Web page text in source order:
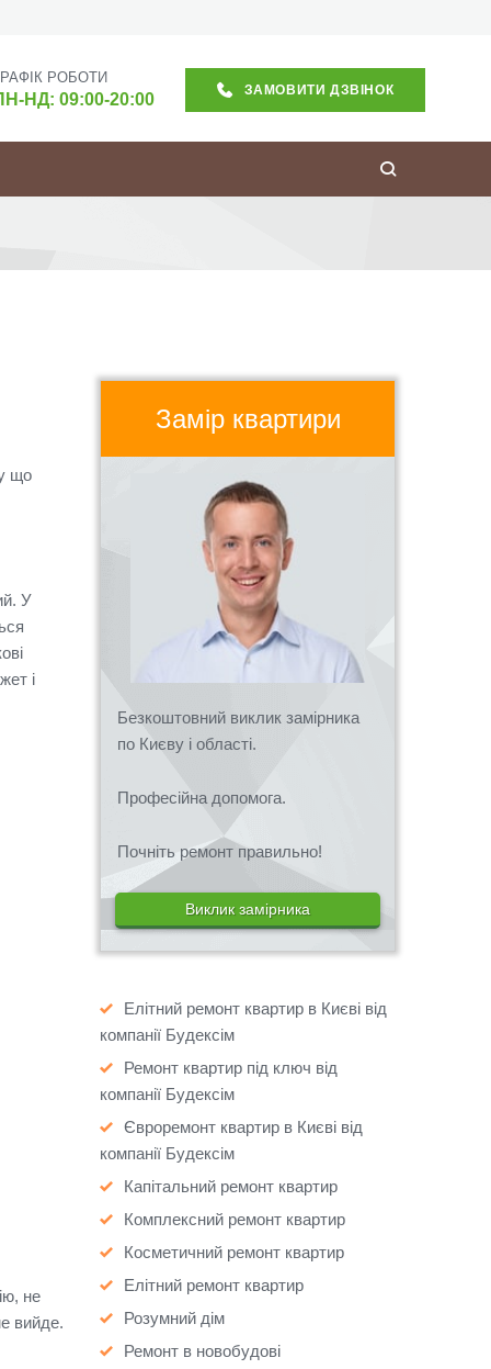
РОБОТИ
НД: 09:00-20:00 ЗАМОВИТИ ДЗВІНОК
що
У
і
не
вийде.
Замір квартири
Безкоштовний виклик замірника
по Києву і області.
Професійна допомога.
Почніть ремонт правильно!
Виклик замірника
Елітний ремонт квартир в Києві від
компанії Будексім
Ремонт квартир під ключ від
компанії Будексім
Євроремонт квартир в Києві від
компанії Будексім
Капітальний ремонт квартир
Комплексний ремонт квартир
Косметичний ремонт квартир
Елітний ремонт квартир
Розумний дім
Ремонт в новобудові